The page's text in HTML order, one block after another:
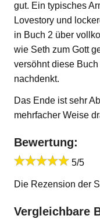
gut. Ein typisches
Lovestory und
in Buch 2 über
wie Seth zum Gott
versöhnt diese
nachdenkt.
Das Ende ist sehr
mehrfacher Weise
Bewertung:
5/5
Die Rezension der
Vergleichbare